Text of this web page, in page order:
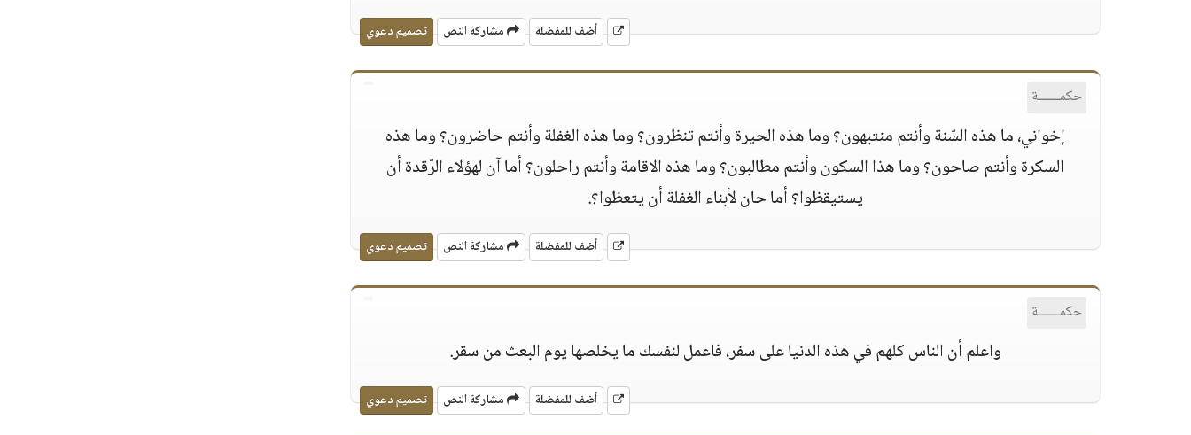
أضف للمفضلة مشاركة النص تصميم دعوي
حكمــــــة
إخواني، ما هذه السّنة وأنتم منتبهون‏؟‏ وما هذه الحيرة وأنتم تنظرون‏؟‏ وما هذه الغفلة وأنتم حاضرون‏؟‏ وما هذه
السكرة وأنتم صاحون‏؟‏ وما هذا السكون وأنتم مطالبون‏؟‏ وما هذه الاقامة وأنتم راحلون‏؟‏ أما آن لهؤلاء الرّقدة أن
يستيقظوا‏؟‏ أما حان لأبناء الغفلة أن يتعظوا‏؟‏‏.‏
أضف للمفضلة مشاركة النص تصميم دعوي
حكمــــــة
واعلم أن الناس كلهم في هذه الدنيا على سفر، فاعمل لنفسك ما يخلصها يوم البعث من سقر‏.‏
أضف للمفضلة مشاركة النص تصميم دعوي